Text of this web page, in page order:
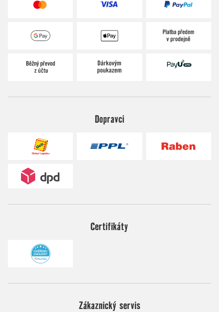
Dopravci
Certifikáty
Zákaznický servis